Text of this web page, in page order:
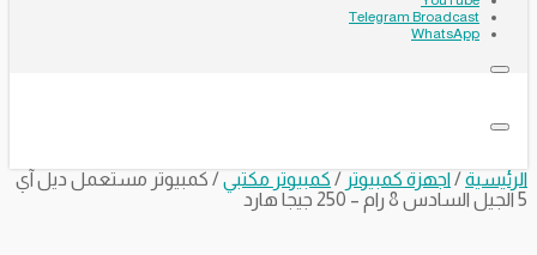
Telegram Broadcast
WhatsApp
الرئيسية/ اجهزة كمبيوتر / كمبيوتر مكتبي/ كمبيوتر مستعمل ديل آي
5 الجيل السادس 8 رام – 250 جيجا هارد